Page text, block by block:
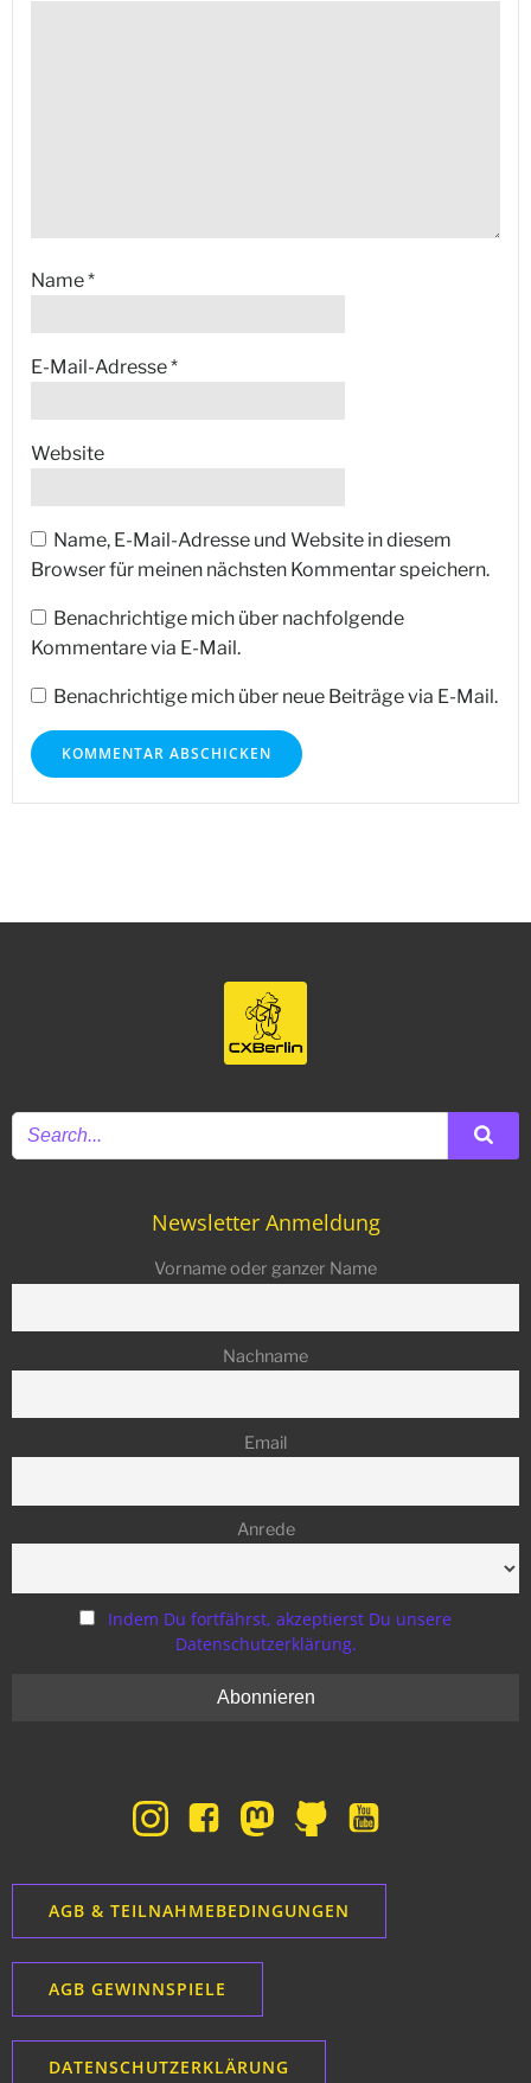
Name*
E-Mail-Adresse*
Website
Name, E-Mail-Adresse und Website in diesem
Browser für meinen nächsten Kommentar speichern.
Benachrichtige mich über nachfolgende
Kommentare via E-Mail.
Benachrichtige mich über neue Beiträge via E-Mail.
Newsletter Anmeldung
Vorname oder ganzer Name
Nachname
Email
Anrede
Indem Du fortfährst, akzeptierst Du unsere
Datenschutzerklärung.
AGB & TEILNAHMEBEDINGUNGEN
AGB GEWINNSPIELE
DATENSCHUTZERKLÄRUNG